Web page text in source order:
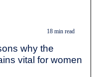
18 min read
why the
vital for women